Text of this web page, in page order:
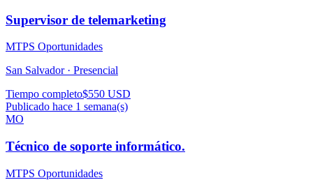
Supervisor de telemarketing
MTPS Oportunidades
San Salvador · Presencial
Tiempo completo$550 USD
Publicado hace 1 semana(s)
MO
Técnico de soporte informático.
MTPS Oportunidades